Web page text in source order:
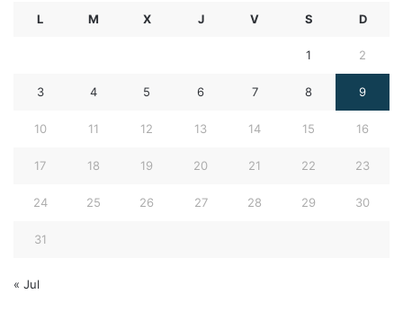
L M X J V S D
1 2
3 4 5 6 7 8 9
10 11 12 13 14 15 16
17 18 19 20 21 22 23
24 25 26 27 28 29 30
31
« Jul